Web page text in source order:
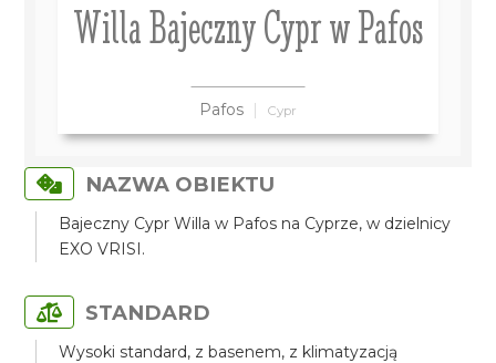
Willa Bajeczny Cypr w Pafos
Pafos Cypr
NAZWA OBIEKTU
Bajeczny Cypr Willa w Pafos na Cyprze, w dzielnicy
EXO VRISI.
STANDARD
Wysoki standard, z basenem, z klimatyzacją